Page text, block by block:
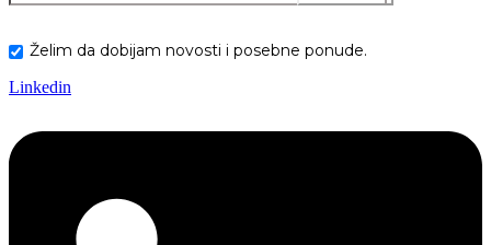
Želim da dobijam novosti i posebne ponude.
Linkedin